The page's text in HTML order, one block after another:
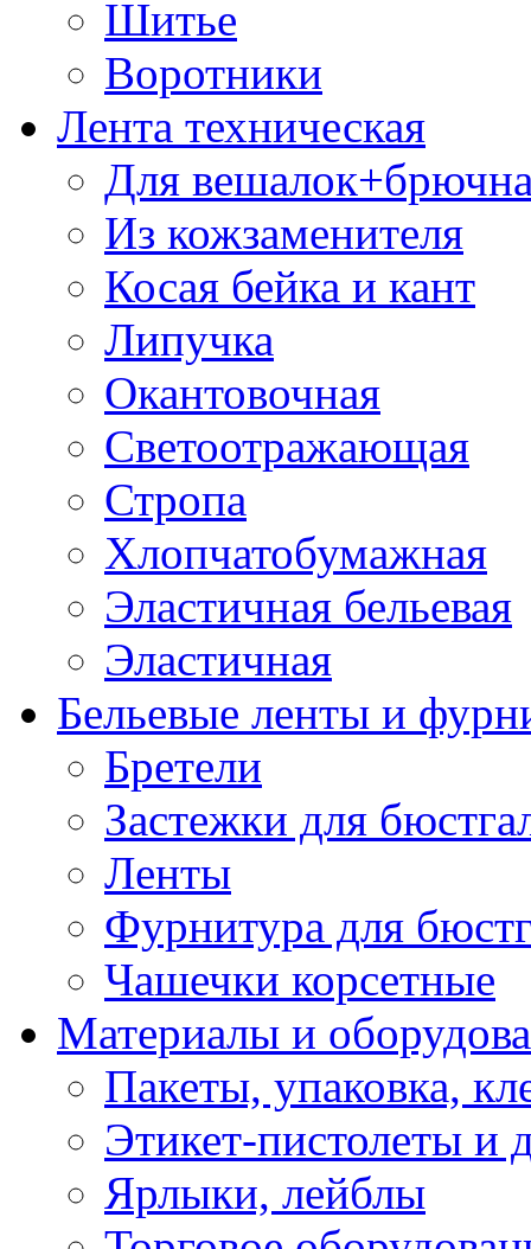
Шитье
Воротники
Лента техническая
Для
Из кожзаменителя
Косая бейка и кант
Липучка
Окантовочная
Светоотражающая
Стропа
Хлопчатобумажная
Эластичная бельевая
Эластичная
Бельевые ленты и
Бретели
Застежки для
Ленты
Фурнитура для
Чашечки корсетные
Материалы и
Пакеты, упаковка,
Этикет-пистолеты и
Ярлыки, лейблы